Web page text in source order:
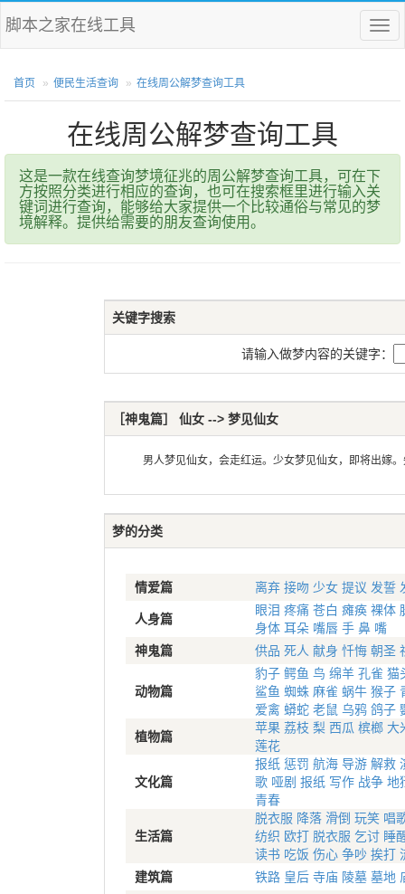
菜
单
脚本之家在线工具
首页 便民生活查询 在线周公解梦查询工具
在线周公解梦查询工具
这是一款在线查询梦境征兆的周公解梦查询工具，可在下
方按照分类进行相应的查询，也可在搜索框里进行输入关
键词进行查询，能够给大家提供一个比较通俗与常见的梦
境解释。提供给需要的朋友查询使用。
关键字搜索
请输入做梦内容的关键字：
［神鬼篇］ 仙女 --> 梦见仙女
男人梦见仙女，会走红运。少女梦见仙女，即将出嫁。
梦的分类
情爱篇 离弃 接吻 少女 提议 发誓
人身篇
眼泪 疼痛 苍白 瘫痪 裸体
身体 耳朵 嘴唇 手 鼻 嘴
神鬼篇
供品 死人 献身 忏悔 朝圣
动物篇
豹子 鳄鱼 鸟 绵羊 孔雀 猫
鲨鱼 蜘蛛 麻雀 蜗牛 猴子
爱禽 蟒蛇 老鼠 乌鸦 鸽子
植物篇
苹果 荔枝 梨 西瓜 槟榔 大
莲花
文化篇
报纸 惩罚 航海 导游 解救
歌 哑剧 报纸 写作 战争 地
青春
生活篇
脱衣服 降落 滑倒 玩笑 唱
纺织 欧打 脱衣服 乞讨 睡
读书 吃饭 伤心 争吵 挨打
建筑篇
铁路 皇后 寺庙 陵墓 墓地